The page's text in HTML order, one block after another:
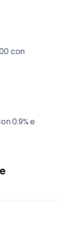
con
0.9% e